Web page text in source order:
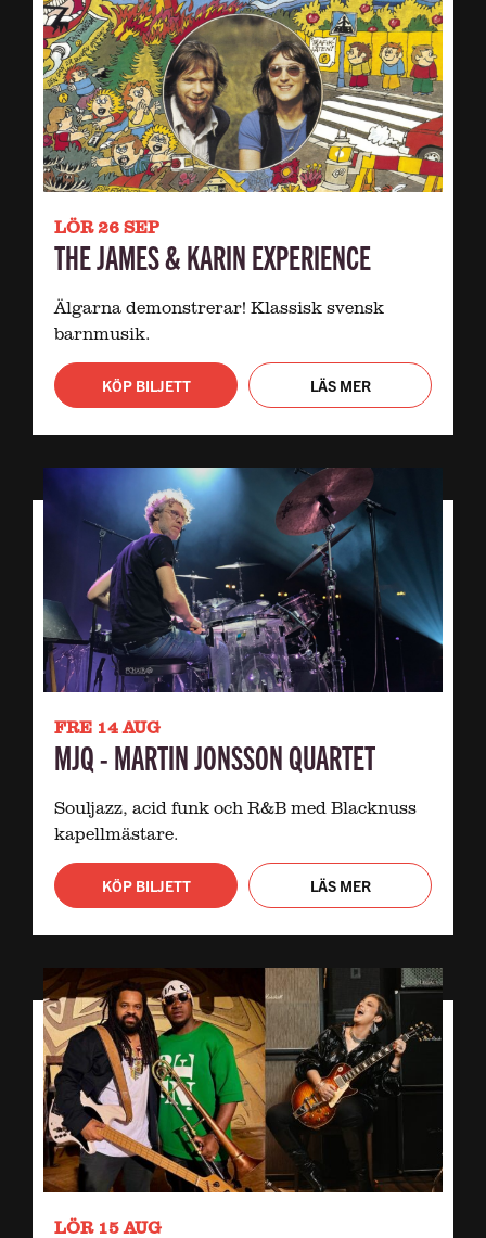
LÖR 26 SEP
THE JAMES & KARIN EXPERIENCE
Älgarna demonstrerar! Klassisk svensk
barnmusik.
KÖP BILJETT LÄS MER
FRE 14 AUG
MJQ - MARTIN JONSSON QUARTET
Souljazz, acid funk och R&B med Blacknuss
kapellmästare.
KÖP BILJETT LÄS MER
LÖR 15 AUG